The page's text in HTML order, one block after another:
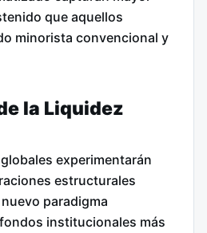
que aquellos
minorista convencional y
la Liquidez
experimentarán
estructurales
paradigma
institucionales más